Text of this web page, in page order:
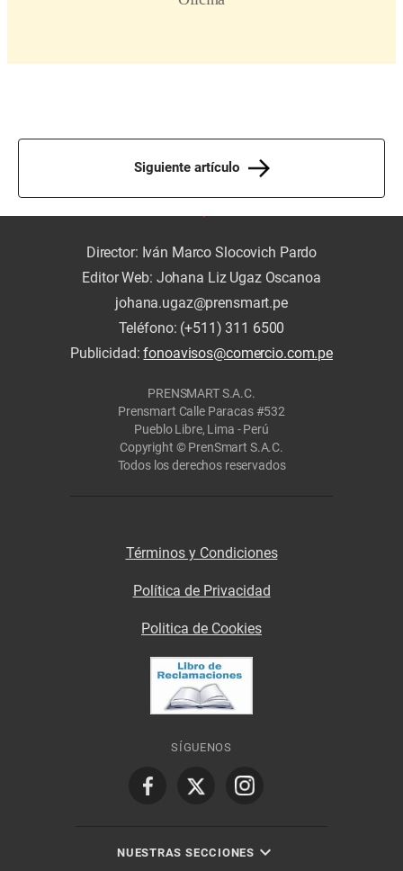
Siguiente artículo
Director: Iván Marco Slocovich Pardo
Editor Web: Johana Liz Ugaz Oscanoa
johana.ugaz@prensmart.pe
Teléfono: (+511) 311 6500
Publicidad:fonoavisos@comercio.com.pe
PRENSMART S.A.C.
Prensmart Calle Paracas #532
Pueblo Libre, Lima - Perú
Copyright © PrenSmart S.A.C.
Todos los derechos reservados
Términos y Condiciones
Política de Privacidad
Politica de Cookies
SÍGUENOS
NUESTRAS SECCIONES